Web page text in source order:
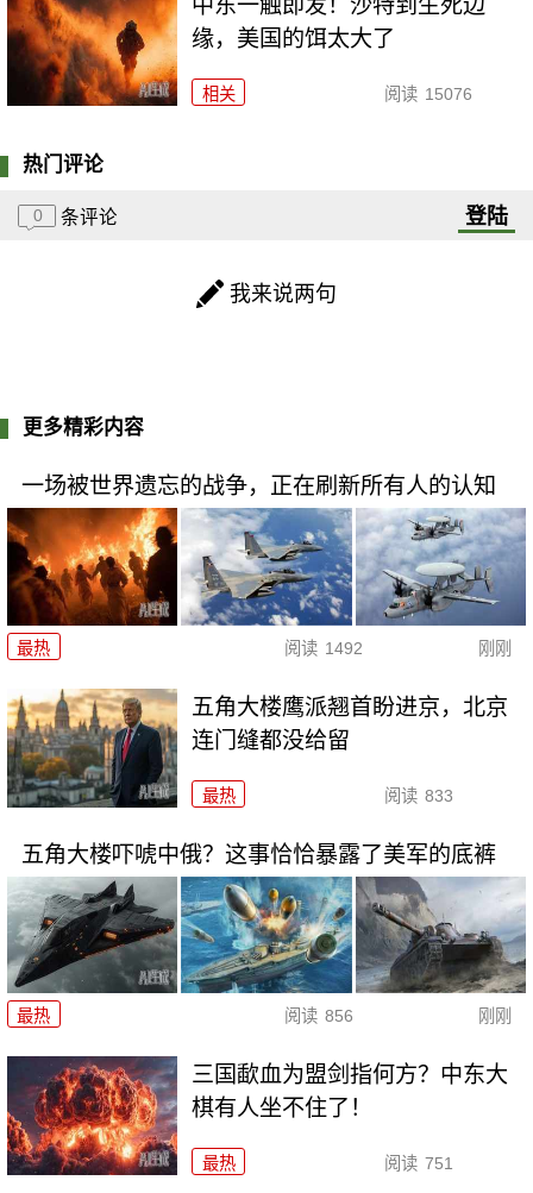
中东一触即发！沙特到生死边
缘，美国的饵太大了
相关 阅读 15076
热门评论
0 条评论 登陆
我来说两句
更多精彩内容
一场被世界遗忘的战争，正在刷新所有人的认知
最热 阅读 1492 刚刚
五角大楼鹰派翘首盼进京，北京
连门缝都没给留
最热 阅读 833
五角大楼吓唬中俄？这事恰恰暴露了美军的底裤
最热 阅读 856 刚刚
三国歃血为盟剑指何方？中东大
棋有人坐不住了！
最热 阅读 751